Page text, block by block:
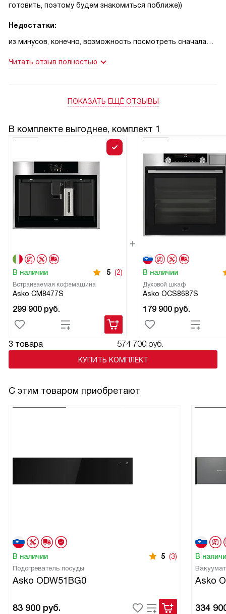
готовить, поэтому будем знакомиться поближе))
Недостатки:
из минусов, конечно, возможность посмотреть сначала
очень жаль, было опасненько покупать неизвесность, но в
Читать отзыв полностью
ПОКАЗАТЬ ЕЩЁ ОТЗЫВЫ
В комплекте выгоднее, комплект 1
В наличии 5 (2)
Встраиваемая кофемашина
Asko CM8477S
299 900 руб.
В наличии
Духовой шкаф
Asko OCS8687S
179 900 руб.
3 товара 574 700 руб.
КУПИТЬ КОМПЛЕКТ
С этим товаром приобретают
В наличии 5 (3)
Подогреватель посуды
Asko ODW51BG0
83 900 руб.
В
Asko
334